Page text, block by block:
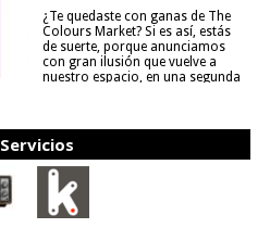
¿Te quedaste con ganas de The
Colours Market? Si es así, estás
de suerte, porque anunciamos
con gran ilusión que vuelve a
nuestro espacio, en una segunda
Servicios